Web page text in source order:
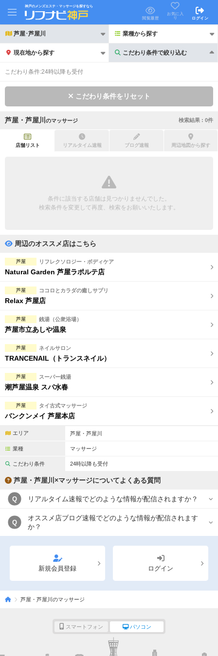
神戸のメンズエステ・マッサージを探すなら
閲覧履歴
お気に入
り
ログイン
芦屋･芦屋川 業種から探す
現在地から探す こだわり条件で絞り込む
こだわり条件で絞り込む
初回割引あり リピーター割引あり
団体様歓迎
ペアルームあり
フットバスあり
日本人スタッフのみ
スタッフ指名可
こだわり条件を変更
こだわり条件:24時以降も受付
こだわり条件をリセット
芦屋・芦屋川 のマッサージ 検索結果 : 0件
店舗リスト リアルタイム速報 ブログ速報 周辺地図から探す
条件に該当する店舗は見つかりませんでした。
検索条件を変更して再度、検索をお願いいたします。
周辺のオススメ店はこちら
芦屋 リフレクソロジー・ボディケア
Natural Garden 芦屋ラポルテ店
芦屋 ココロとカラダの癒しサプリ
Relax 芦屋店
芦屋 銭湯（公衆浴場）
芦屋市立あしや温泉
芦屋 ネイルサロン
TRANCENAIL（トランスネイル）
芦屋 スーパー銭湯
潮芦屋温泉 スパ水春
芦屋 タイ古式マッサージ
バンクンメイ 芦屋本店
エリア 芦屋・芦屋川
業種 マッサージ
こだわり条件 24時以降も受付
芦屋・芦屋川×マッサージについてよくある質問
Q リアルタイム速報でどのような情報が配信されますか？
Q
オススメ店ブログ速報でどのような情報が配信されます
か？
新規会員登録 ログイン
芦屋・芦屋川のマッサージ
スマートフォン パソコン